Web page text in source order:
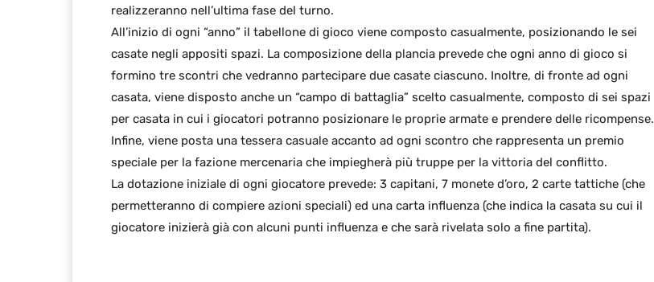
realizzeranno nell’ultima fase del turno.
All’inizio di ogni “anno” il tabellone di gioco viene composto casualmente, posizionando le sei
casate negli appositi spazi. La composizione della plancia prevede che ogni anno di gioco si
formino tre scontri che vedranno partecipare due casate ciascuno. Inoltre, di fronte ad ogni
casata, viene disposto anche un “campo di battaglia” scelto casualmente, composto di sei spazi
per casata in cui i giocatori potranno posizionare le proprie armate e prendere delle ricompense.
Infine, viene posta una tessera casuale accanto ad ogni scontro che rappresenta un premio
speciale per la fazione mercenaria che impiegherà più truppe per la vittoria del conflitto.
La dotazione iniziale di ogni giocatore prevede: 3 capitani, 7 monete d’oro, 2 carte tattiche (che
permetteranno di compiere azioni speciali) ed una carta influenza (che indica la casata su cui il
giocatore inizierà già con alcuni punti influenza e che sarà rivelata solo a fine partita).